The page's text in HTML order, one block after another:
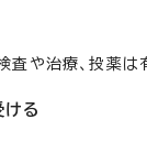
査や治療、投薬は
る